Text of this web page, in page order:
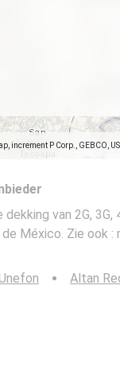
increment P Corp., GEBCO,
van 2G, 3G,
México. Zie ook
Altan